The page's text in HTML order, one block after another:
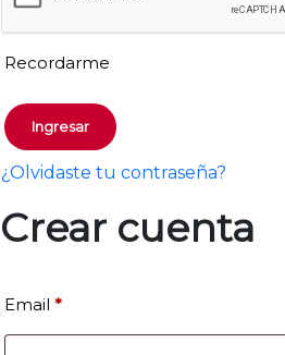
Recordarme
Ingresar
¿Olvidaste tu contraseña?
Crear cuenta
Email *